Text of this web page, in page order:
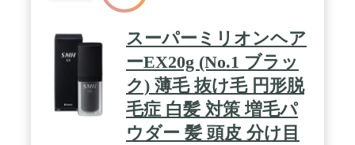
スーパーミリオンヘア
ーEX20g (No.1 ブラッ
ク) 薄毛 抜け毛 円形脱
毛症 白髪 対策 増毛パ
ウダー 髪 頭皮 分け目